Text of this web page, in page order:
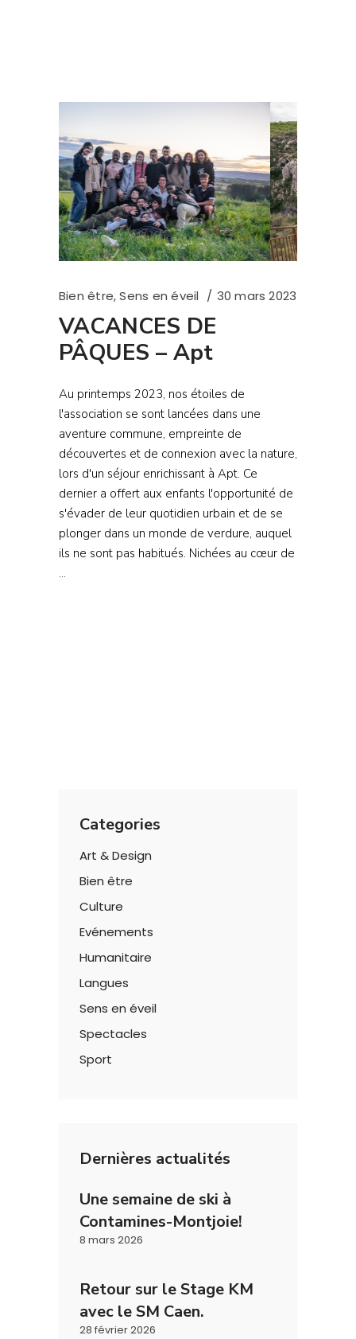
Bien être,Sens en éveil 30 mars 2023
VACANCES DE
PÂQUES – Apt
Au printemps 2023, nos étoiles de
l'association se sont lancées dans une
aventure commune, empreinte de
découvertes et de connexion avec la nature,
lors d'un séjour enrichissant à Apt. Ce
dernier a offert aux enfants l'opportunité de
s'évader de leur quotidien urbain et de se
plonger dans un monde de verdure, auquel
ils ne sont pas habitués. Nichées au cœur de
Categories
Art & Design
Bien être
Culture
Evénements
Humanitaire
Langues
Sens en éveil
Spectacles
Sport
Dernières actualités
Une semaine de ski à
Contamines-Montjoie!
8 mars 2026
Retour sur le Stage KM
avec le SM Caen.
28 février 2026